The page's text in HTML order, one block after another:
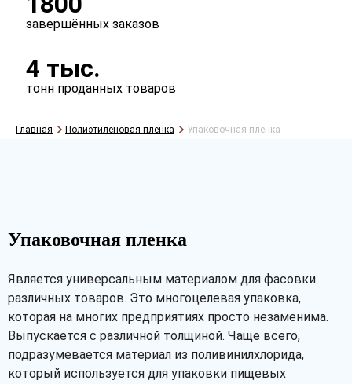
есть
Рассчитать
завершённых заказов
4 тыс.
тонн проданных товаров
Главная Полиэтиленовая пленка Упаковочная пленка
Упаковочная пленка
Является универсальным материалом для фасовки
различных товаров. Это многоцелевая упаковка,
которая на многих предприятиях просто незаменима.
Выпускается с различной толщиной. Чаще всего,
подразумевается материал из поливинилхлорида,
который используется для упаковки пищевых